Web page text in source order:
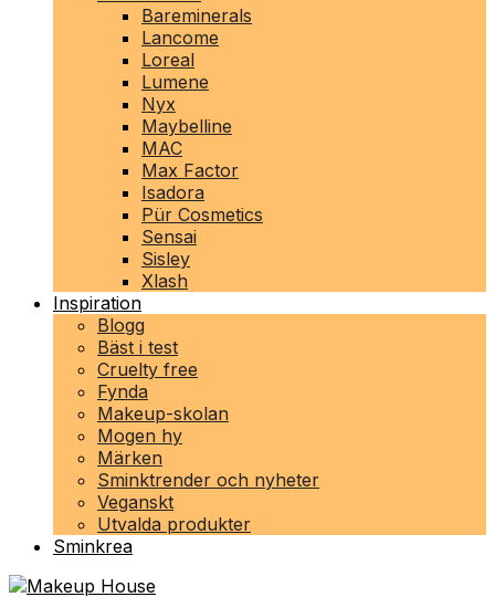
Bareminerals
Lancome
Loreal
Lumene
Nyx
Maybelline
MAC
Max Factor
Isadora
Pür Cosmetics
Sensai
Sisley
Xlash
Inspiration
Blogg
Bäst i test
Cruelty free
Fynda
Makeup-skolan
Mogen hy
Märken
Sminktrender och nyheter
Veganskt
Utvalda produkter
Sminkrea